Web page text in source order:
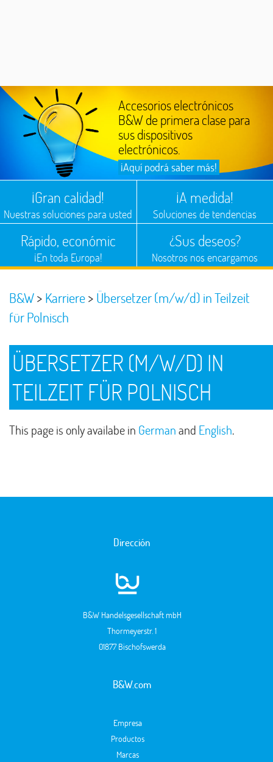
Accesorios electrónicos
B&W de primera clase para
sus dispositivos
electrónicos.
¡Aquí podrá saber más!
¡Gran calidad!
Nuestras soluciones para usted
¡A medida!
Soluciones de tendencias
Rápido, económic
¡En toda Europa!
¿Sus deseos?
Nosotros nos encargamos
B&W> Karriere> Übersetzer (m/w/d) in Teilzeit
für Polnisch
ÜBERSETZER (M/W/D) IN
TEILZEIT FÜR POLNISCH
This page is only availabe in Germanand English.
Dirección
B&W Handelsgesellschaft mbH
Thormeyerstr. 1
01877 Bischofswerda
B&W.com
Empresa
Productos
Marcas